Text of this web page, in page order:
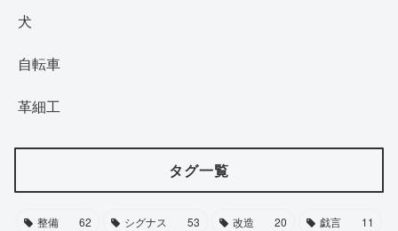
犬
自転車
革細工
タグ一覧
整備 62 シグナス 53 改造 20 戯言
11